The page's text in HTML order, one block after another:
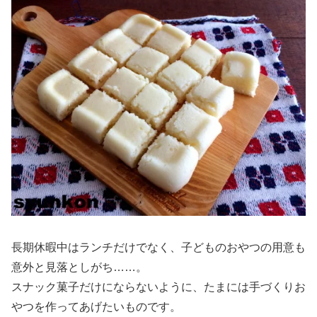
長期休暇中はランチだけでなく、子どものおやつの用意も
意外と見落としがち……。
スナック菓子だけにならないように、たまには手づくりお
やつを作ってあげたいものです。